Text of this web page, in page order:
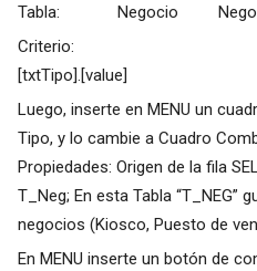
Tabla: Negocio
Criterio:
[txtTipo].[value]
Luego, inserte en MENU un
Tipo, y lo cambie a Cuadro
Propiedades: Origen de la fila
T_Neg; En esta Tabla “T_NEG”
negocios (Kiosco, Puesto de
En MENU inserte un botón de